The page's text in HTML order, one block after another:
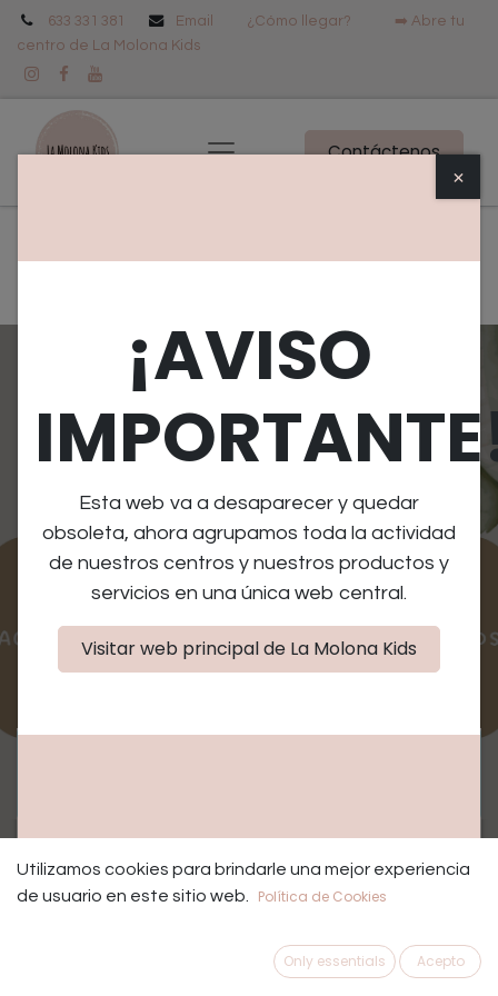
633 331 381 Email ¿Cómo llegar? ➡️Abre tu
centro de La Molona Kids
Contáctenos
Taller sensorial con luz
negra "Dinos"
Taller
×
¡AVISO
Esta web va a desaparecer y quedar
obsoleta, ahora agrupamos toda la actividad
de nuestros centros y nuestros productos y
servicios en una única web central.
Visitar web principal de La Molona Kids
Utilizamos cookies para brindarle una mejor experiencia
de usuario en este sitio web.
Política de Cookies
Only essentials Acepto